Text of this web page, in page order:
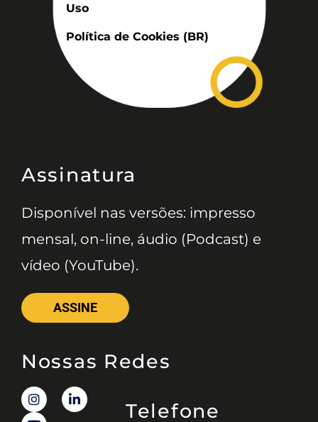
Uso
Política de Cookies (BR)
Assinatura
Disponível nas versões: impresso
mensal, on-line, áudio (Podcast) e
vídeo (YouTube).
ASSINE
Nossas Redes
Telefone